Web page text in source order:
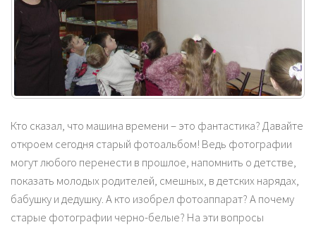
Кто сказал, что машина времени – это фантастика? Давайте
откроем сегодня старый фотоальбом! Ведь фотографии
могут любого перенести в прошлое, напомнить о детстве,
показать молодых родителей, смешных, в детских нарядах,
бабушку и дедушку. А кто изобрел фотоаппарат? А почему
старые фотографии черно-белые? На эти вопросы